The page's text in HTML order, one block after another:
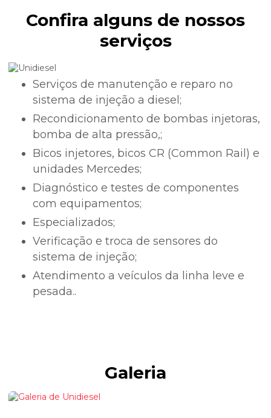
Confira alguns de nossos
serviços
Serviços de manutenção e reparo no
sistema de injeção a diesel;
Recondicionamento de bombas injetoras,
bomba de alta pressão,;
bicos injetores, bicos CR (Common Rail) e
unidades Mercedes;
Diagnóstico e testes de componentes
com equipamentos;
especializados;
Verificação e troca de sensores do
sistema de injeção;
Atendimento a veículos da linha leve e
pesada..
Galeria